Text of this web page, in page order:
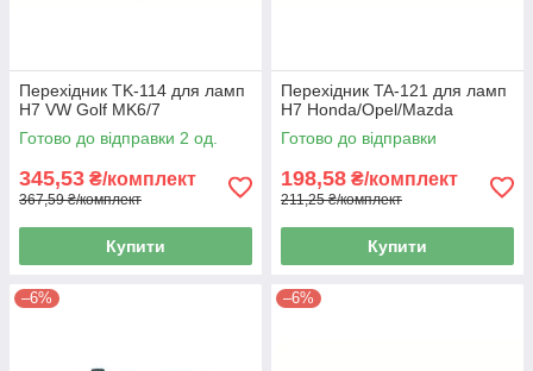
Перехідник TK-114 для ламп
H7 VW Golf MK6/7
Готово до відправки 2 од.
345,53 ₴/комплект
367,59 ₴/комплект
Купити
Перехідник TA-121 для ламп
H7 Honda/Opel/Mazda
Готово до відправки
198,58 ₴/комплект
211,25 ₴/комплект
Купити
–6% –6%